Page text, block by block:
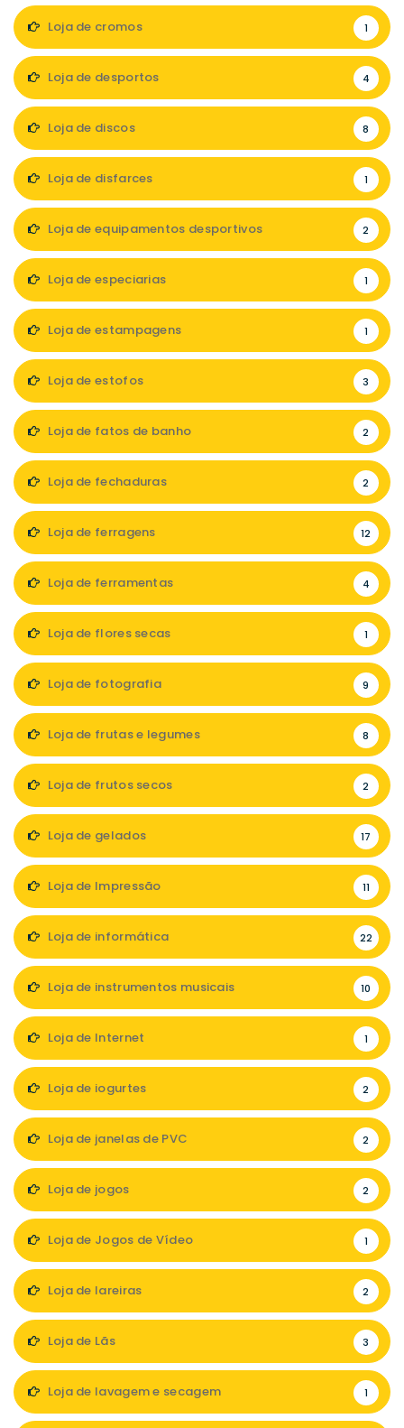
Loja de cromos 1
Loja de desportos 4
Loja de discos 8
Loja de disfarces 1
Loja de equipamentos desportivos 2
Loja de especiarias 1
Loja de estampagens 1
Loja de estofos 3
Loja de fatos de banho 2
Loja de fechaduras 2
Loja de ferragens 12
Loja de ferramentas 4
Loja de flores secas 1
Loja de fotografia 9
Loja de frutas e legumes 8
Loja de frutos secos 2
Loja de gelados 17
Loja de Impressão 11
Loja de informática 22
Loja de instrumentos musicais 10
Loja de Internet 1
Loja de iogurtes 2
Loja de janelas de PVC 2
Loja de jogos 2
Loja de Jogos de Vídeo 1
Loja de lareiras 2
Loja de Lãs 3
Loja de lavagem e secagem 1